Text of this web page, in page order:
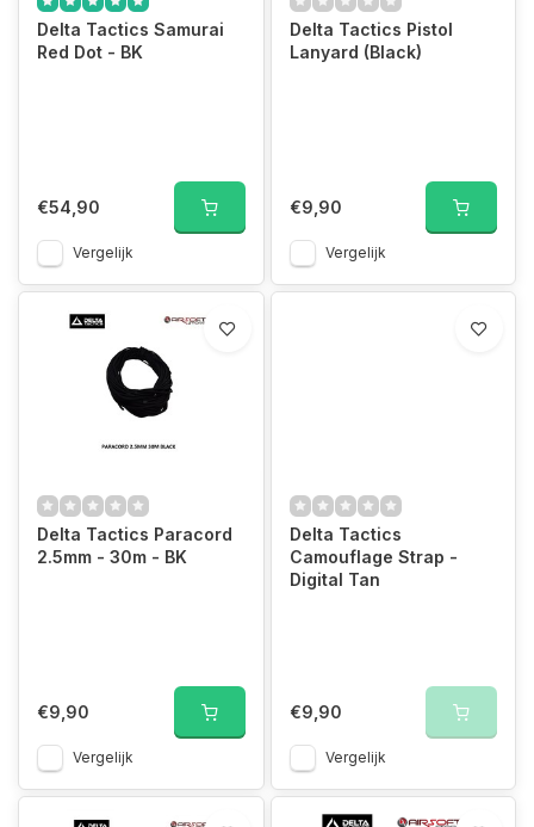
Delta Tactics Samurai
Red Dot - BK
€54,90
Vergelijk
Delta Tactics Pistol
Lanyard (Black)
€9,90
Vergelijk
Delta Tactics Paracord
2.5mm - 30m - BK
€9,90
Vergelijk
Delta Tactics
Camouflage Strap -
Digital Tan
€9,90
Vergelijk